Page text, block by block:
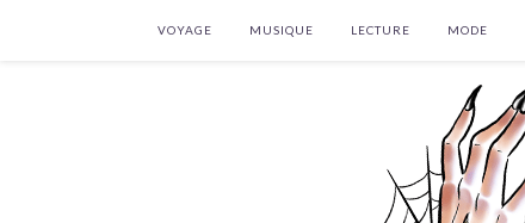
VOYAGE MUSIQUE LECTURE MODE